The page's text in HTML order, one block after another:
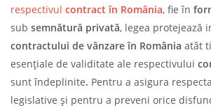
respectivul contract în România, fie în
sub semnătură privată, legea protejează
contractului de vânzare în România atât
esențiale de validitate ale respectivului
sunt îndeplinite. Pentru a asigura
legislative și pentru a preveni orice